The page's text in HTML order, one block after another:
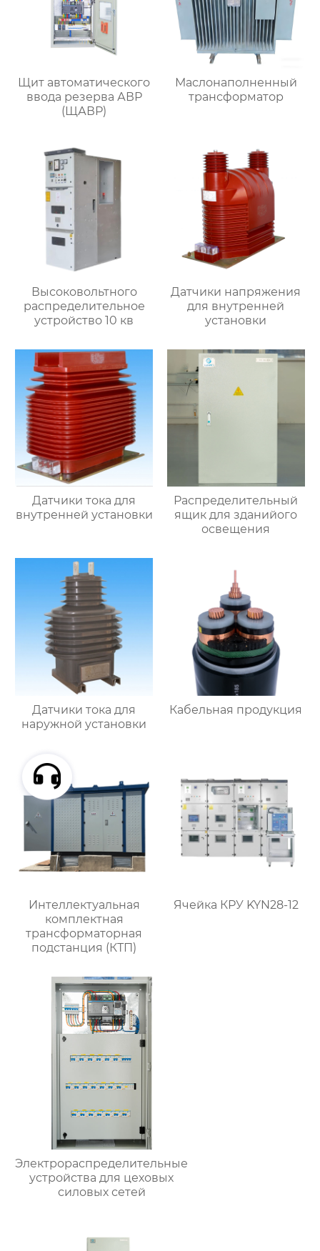
Щит автоматического
ввода резерва АВР
(ЩАВР)
Маслонаполненный
трансформатор
Высоковольтного
распределительное
устройство 10 кв
Датчики напряжения
для внутренней
установки
Датчики тока для
внутренней установки
Распределительный
ящик для зданийого
освещения
Датчики тока для
наружной установки
Кабельная продукция
Интеллектуальная
комплектная
трансформаторная
подстанция (КТП)
Ячейка КРУ KYN28-12
Электрораспределительные
устройства для цеховых
силовых сетей